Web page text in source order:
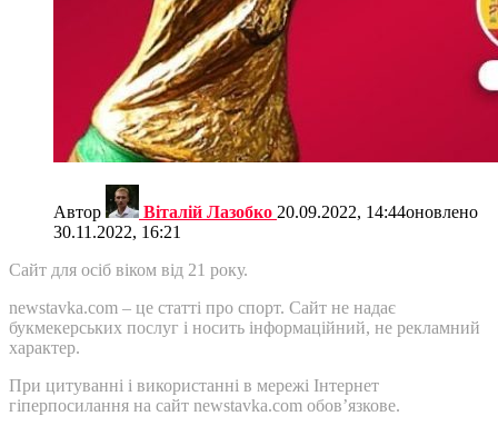
Автор Віталій Лазобко 20.09.2022, 14:44оновлено
30.11.2022, 16:21
Сайт для осіб віком від 21 року.
newstavka.com – це статті про спорт. Сайт не надає
букмекерських послуг і носить інформаційний, не рекламний
характер.
При цитуванні і використанні в мережі Інтернет
гіперпосилання на сайт newstavka.com обов’язкове.